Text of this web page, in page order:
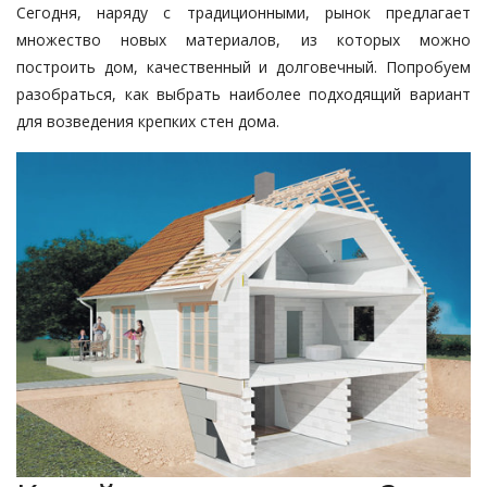
Сегодня, наряду с традиционными, рынок предлагает
множество новых материалов, из которых можно
построить дом, качественный и долговечный. Попробуем
разобраться, как выбрать наиболее подходящий вариант
для возведения крепких стен дома.